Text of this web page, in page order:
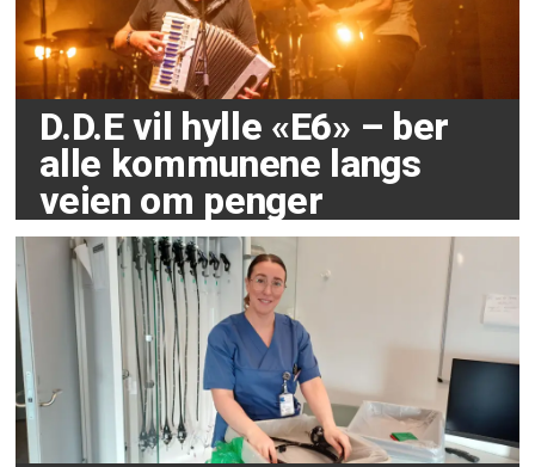
D.D.E vil hylle «E6» – ber
alle kommunene langs
veien om penger